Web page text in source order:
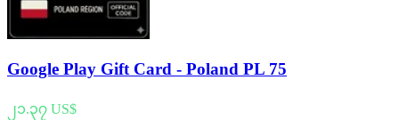
Google Play Gift Card - Poland PL 75
၂၁.၃၇ US$